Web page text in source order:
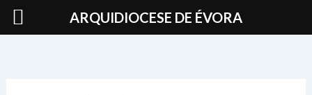
Skip
ARQUIDIOCESE DE ÉVORA